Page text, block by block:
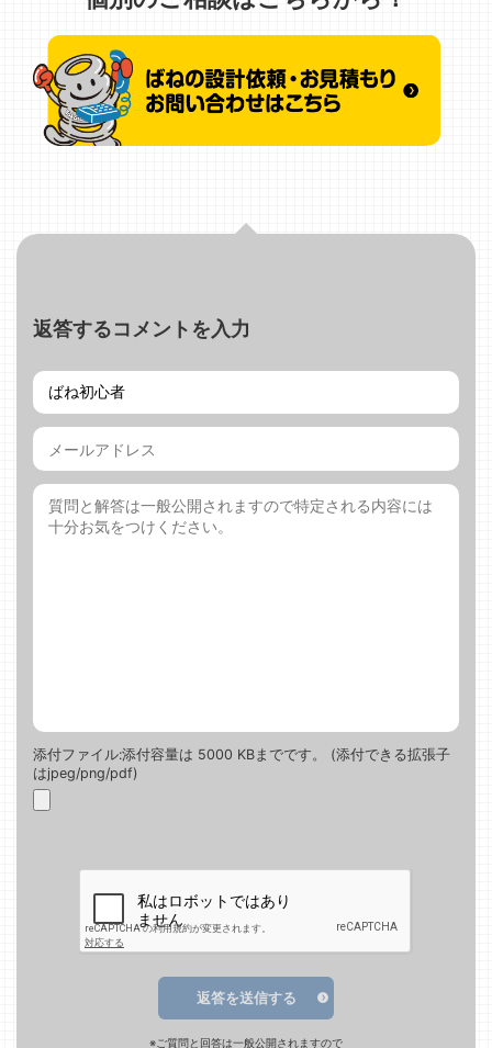
返答するコメントを入力
添付ファイル:添付容量は 5000 KBまでです。 (添付できる拡張子
はjpeg/png/pdf)
返答を送信する
※ご質問と回答は一般公開されますので